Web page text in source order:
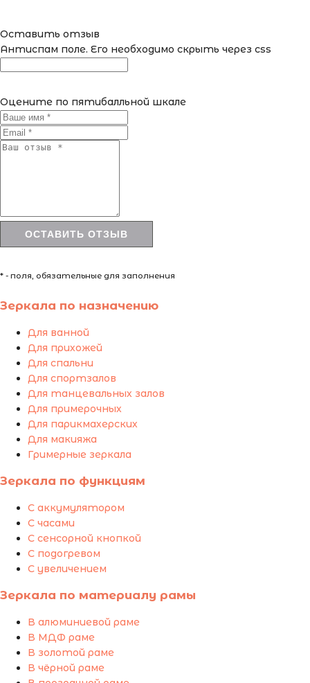
Оставить отзыв
Антиспам поле. Его необходимо скрыть через css
Оцените по пятибалльной шкале
* - поля, обязательные для заполнения
Зеркала по назначению
Для ванной
Для прихожей
Для спальни
Для спортзалов
Для танцевальных залов
Для примерочных
Для парикмахерских
Для макияжа
Гримерные зеркала
Зеркала по функциям
С аккумулятором
С часами
С сенсорной кнопкой
С подогревом
С увеличением
Зеркала по материалу рамы
В алюминиевой раме
В МДФ раме
В золотой раме
В чёрной раме